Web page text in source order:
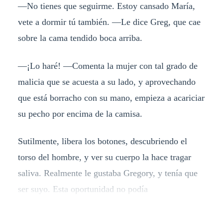
—No tienes que seguirme. Estoy cansado María,
vete a dormir tú también. —Le dice Greg, que cae
sobre la cama tendido boca arriba.
—¡Lo haré! —Comenta la mujer con tal grado de
malicia que se acuesta a su lado, y aprovechando
que está borracho con su mano, empieza a acariciar
su pecho por encima de la camisa.
Sutilmente, libera los botones, descubriendo el
torso del hombre, y ver su cuerpo la hace tragar
saliva. Realmente le gustaba Gregory, y tenía que
ser suyo. Esta oportunidad no podía